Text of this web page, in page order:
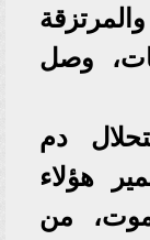
وصل
دم
هؤلاء
موت، من